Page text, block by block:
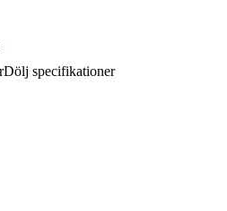
Dölj specifikationer